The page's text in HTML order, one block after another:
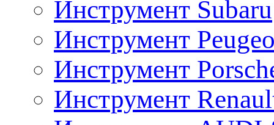
Инструмент Subaru
Инструмент
Инструмент
Инструмент